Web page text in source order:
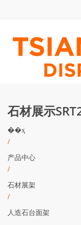
石材展示
��ҳ
/
产品中心
/
石材展架
/
人造石台面架